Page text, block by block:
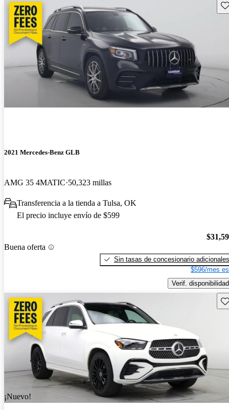
2021 Mercedes-Benz GLB
AMG 35 4MATIC 50,323 millas
Transferencia a la tienda a Tulsa, OK
El precio incluye envío de $599
Buena oferta
Sin tasas de concesionario adicionales
$596/mes
Verif. disponibilidad
¡Nuevo!